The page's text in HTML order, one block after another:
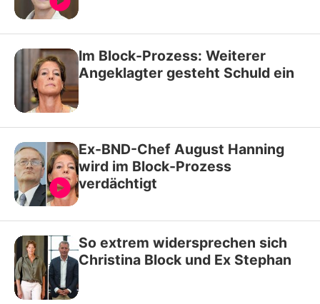
Im Block-Prozess: Weiterer
Angeklagter gesteht Schuld ein
Ex-BND-Chef August Hanning
wird im Block-Prozess
verdächtigt
So extrem widersprechen sich
Christina Block und Ex Stephan